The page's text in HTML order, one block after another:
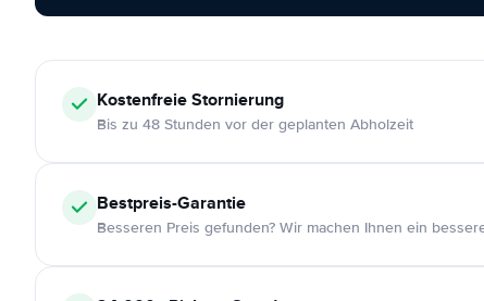
KostenfreieStornierung
Bis zu 48 Stunden vor der geplanten Abholzeit
Bestpreis-Garantie
Besseren Preis gefunden? Wir machen Ihnen ein